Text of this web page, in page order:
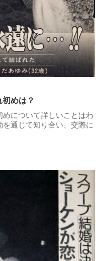
めは？
について詳しいことはわ
通じて知り合い、交際に